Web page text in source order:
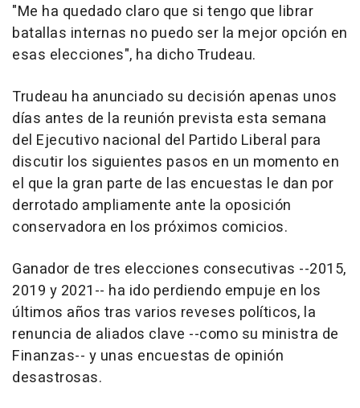
"Me ha quedado claro que si tengo que librar
batallas internas no puedo ser la mejor opción en
esas elecciones", ha dicho Trudeau.
Trudeau ha anunciado su decisión apenas unos
días antes de la reunión prevista esta semana
del Ejecutivo nacional del Partido Liberal para
discutir los siguientes pasos en un momento en
el que la gran parte de las encuestas le dan por
derrotado ampliamente ante la oposición
conservadora en los próximos comicios.
Ganador de tres elecciones consecutivas --2015,
2019 y 2021-- ha ido perdiendo empuje en los
últimos años tras varios reveses políticos, la
renuncia de aliados clave --como su ministra de
Finanzas-- y unas encuestas de opinión
desastrosas.